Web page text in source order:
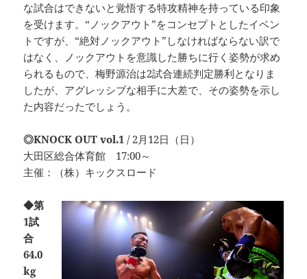
な試合はできないと覚悟する特攻精神を持っている印象
を受けます。“ノックアウト”をコンセプトとしたイベン
トですが、“絶対ノックアウト”しなければならない訳で
はなく、ノックアウトを意識した勝ちに行く姿勢が求め
られるもので、梅野源治は2試合連続判定勝利となりま
したが、アグレッシブな相手に大差で、その姿勢を示し
た内容だったでしょう。
◎KNOCK OUT vol.1 / 2月12日（日）
大田区総合体育館 17:00～
主催：（株）キックスロード
◆第
1試
合
64.0
kg